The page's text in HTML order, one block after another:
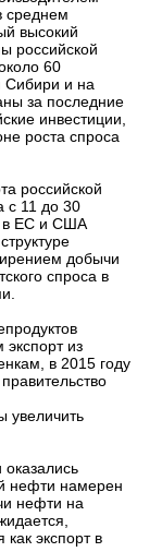
среднем
высокий
российской
60
Сибири и на
за последние
инвестиции,
роста спроса
российской
с 11 до 30
в ЕС и США
добычи
спроса в
из
в 2015 году
увеличить
оказались
нефти намерен
нефти на
экспорт в